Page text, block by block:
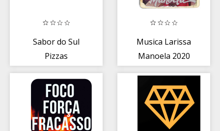
Sabor do Sul
Pizzas
Musica Larissa
Manoela 2020